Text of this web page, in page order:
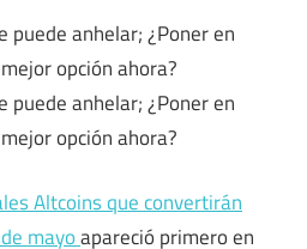
Altcoins que convertirán
mayoapareció primero en